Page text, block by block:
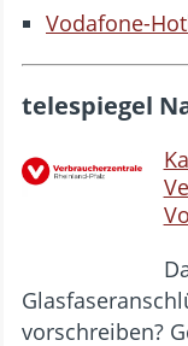
Vodafone-
telespiegel
vorschreiben?